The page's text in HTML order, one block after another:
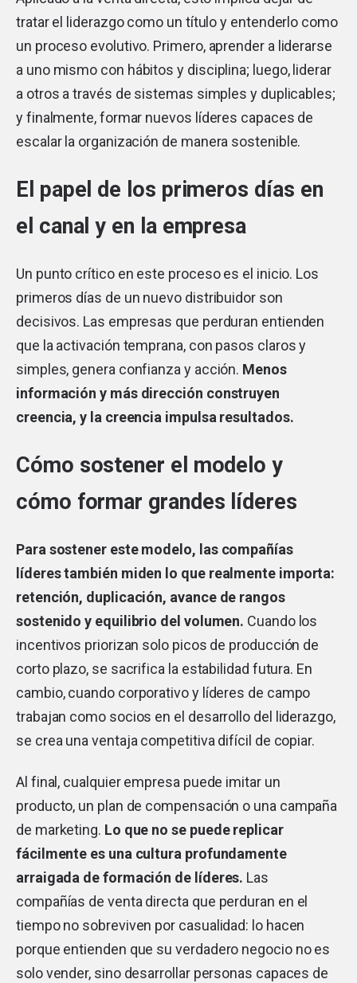
tratar el liderazgo como un título y entenderlo como
un proceso evolutivo. Primero, aprender a liderarse
a uno mismo con hábitos y disciplina; luego, liderar
a otros a través de sistemas simples y duplicables;
y finalmente, formar nuevos líderes capaces de
escalar la organización de manera sostenible.
El papel de los primeros días en
el canal y en la empresa
Un punto crítico en este proceso es el inicio. Los
primeros días de un nuevo distribuidor son
decisivos. Las empresas que perduran entienden
que la activación temprana, con pasos claros y
simples, genera confianza y acción. Menos
información y más dirección construyen
creencia, y la creencia impulsa resultados.
Cómo sostener el modelo y
cómo formar grandes líderes
Para sostener este modelo, las compañías
líderes también miden lo que realmente importa:
retención, duplicación, avance de rangos
sostenido y equilibrio del volumen. Cuando los
incentivos priorizan solo picos de producción de
corto plazo, se sacrifica la estabilidad futura. En
cambio, cuando corporativo y líderes de campo
trabajan como socios en el desarrollo del liderazgo,
se crea una ventaja competitiva difícil de copiar.
Al final, cualquier empresa puede imitar un
producto, un plan de compensación o una campaña
de marketing. Lo que no se puede replicar
fácilmente es una cultura profundamente
arraigada de formación de líderes. Las
compañías de venta directa que perduran en el
tiempo no sobreviven por casualidad: lo hacen
porque entienden que su verdadero negocio no es
solo vender, sino desarrollar personas capaces de